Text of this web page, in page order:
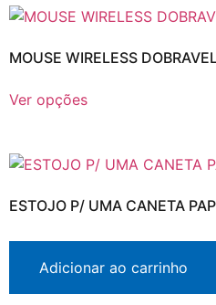
MOUSE WIRELESS
Ver opções
ESTOJO P/ UMA CANETA
Adicionar ao carrinho